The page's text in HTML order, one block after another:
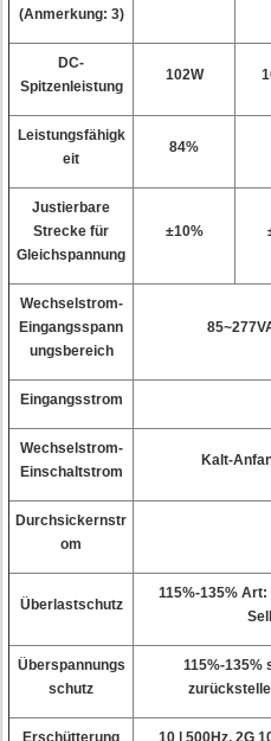
(Anmerkung: 3)
DC-
Spitzenleistung
102W
Leistungsfähigk
eit
84%
Justierbare
Strecke für
Gleichspannung
±10%
Wechselstrom-
Eingangsspann
ungsbereich
Eingangsstrom
Wechselstrom-
Einschaltstrom
Kalt-
Durchsickernstr
om
Überlastschutz
115%-135%
Überspannungs
schutz
115%-135%
Erschütterung 10 | 500Hz, 2G